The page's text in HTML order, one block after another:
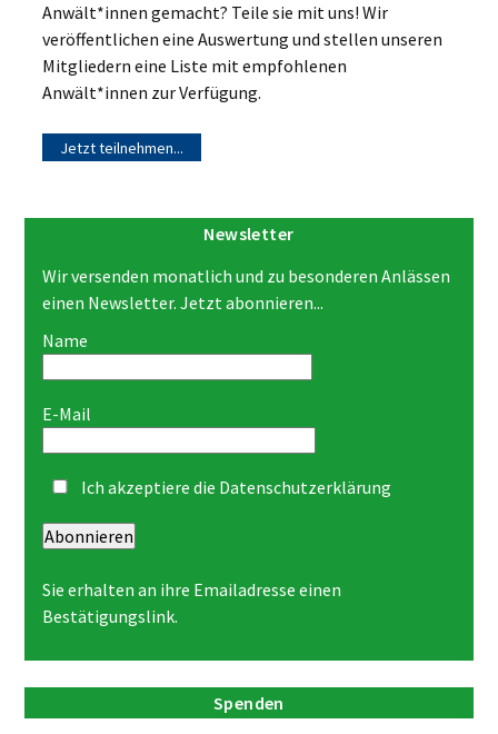
Anwält*innen gemacht? Teile sie mit uns! Wir
veröffentlichen eine Auswertung und stellen unseren
Mitgliedern eine Liste mit empfohlenen
Anwält*innen zur Verfügung.
Jetzt teilnehmen...
Newsletter
Wir versenden monatlich und zu besonderen Anlässen
einen Newsletter. Jetzt abonnieren...
Name
E-Mail
Ich akzeptiere die Datenschutzerklärung
Abonnieren
Sie erhalten an ihre Emailadresse einen
Bestätigungslink.
Spenden